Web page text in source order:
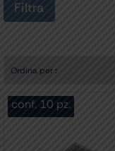
Prezzo
Min
Prezzo
Max
Filtra
Ordina per:
conf. 10 pz.